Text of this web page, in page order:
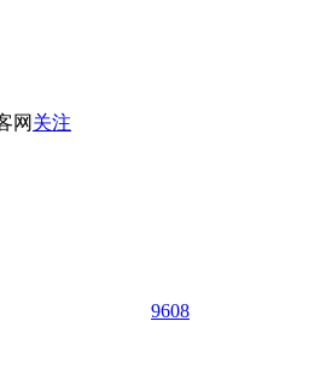
关注
9608